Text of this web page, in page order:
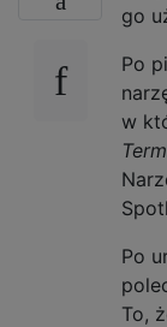
go
Po
w
Po
To,